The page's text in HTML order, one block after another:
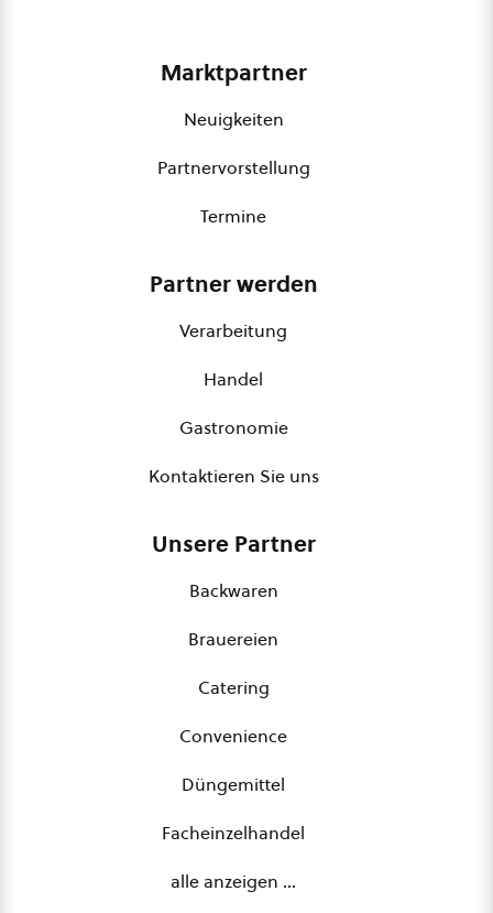
Marktpartner
Neuigkeiten
Partnervorstellung
Termine
Partner werden
Verarbeitung
Handel
Gastronomie
Kontaktieren Sie uns
Unsere Partner
Backwaren
Brauereien
Catering
Convenience
Düngemittel
Facheinzelhandel
alle anzeigen …